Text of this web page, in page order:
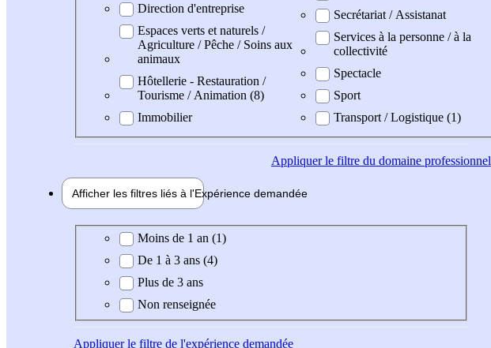
Direction d'entreprise
Espaces verts et naturels /
Agriculture / Pêche / Soins aux
animaux
Hôtellerie - Restauration /
Tourisme / Animation (8)
Immobilier
Secrétariat / Assistanat
Services à la personne / à la
collectivité
Spectacle
Sport
Transport / Logistique (1)
Appliquerle filtre du domaine professionnel
Afficher les filtres liés à l'Expérience demandée
Expérience demandée
Moins de 1 an (1)
De 1 à 3 ans (4)
Plus de 3 ans
Non renseignée
Appliquerle filtre de l'expérience demandée